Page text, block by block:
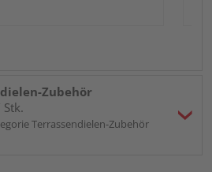
Zubehör
Terrassendielen-Zubehör